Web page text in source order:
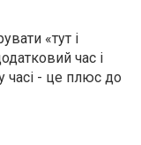
«тут і
час і
часі - це плюс до